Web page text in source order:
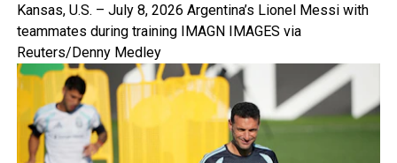
Kansas, U.S. – July 8, 2026 Argentina’s Lionel Messi with
teammates during training IMAGN IMAGES via
Reuters/Denny Medley